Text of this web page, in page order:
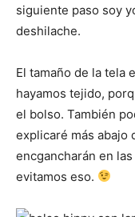
siguiente paso soy
deshilache.
El tamaño de la tela
hayamos tejido,
el bolso. También
explicaré más abajo
encgancharán en
evitamos eso.